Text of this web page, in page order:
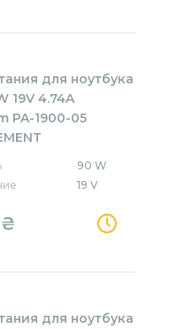
для ноутбука
19V 4.74A
PA-1900-05
90 W
19 V
₴
для ноутбука